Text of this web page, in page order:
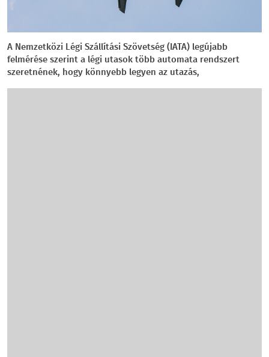
A Nemzetközi Légi Szállítási Szövetség (IATA) legújabb
felmérése szerint a légi utasok több automata rendszert
szeretnének, hogy könnyebb legyen az utazás,